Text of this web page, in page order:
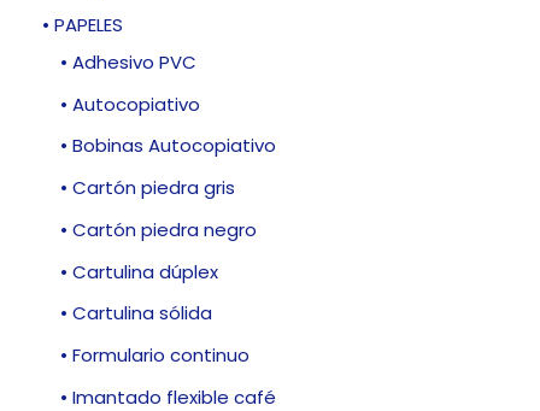
• PAPELES
• Adhesivo PVC
• Autocopiativo
• Bobinas Autocopiativo
• Cartón piedra gris
• Cartón piedra negro
• Cartulina dúplex
• Cartulina sólida
• Formulario continuo
• Imantado flexible café